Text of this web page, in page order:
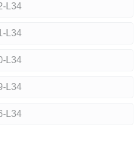
L34
L34
L34
L34
L34